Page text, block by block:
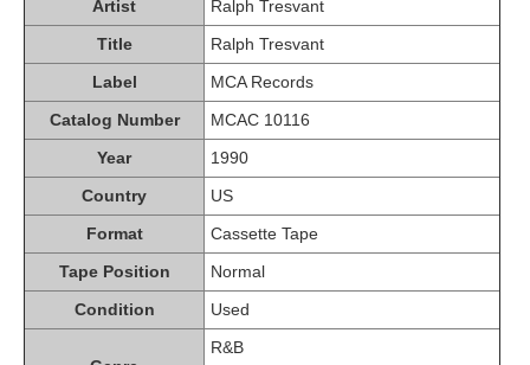
Artist
Ralph Tresvant
Title
Ralph Tresvant
Label
MCA Records
Catalog Number
MCAC 10116
Year
1990
Country
US
Format
Cassette Tape
Tape Position
Normal
Condition
Used
R&B